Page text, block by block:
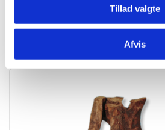
Tillad valgte
Afvis